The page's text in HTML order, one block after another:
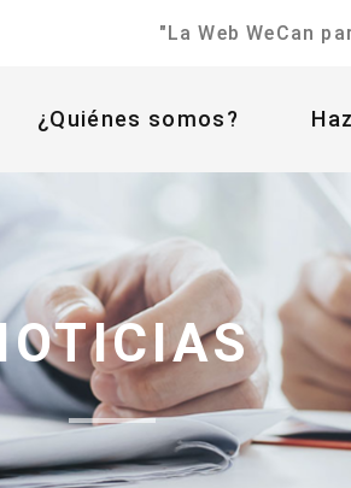
"La Web WeCan
¿Quiénes somos?